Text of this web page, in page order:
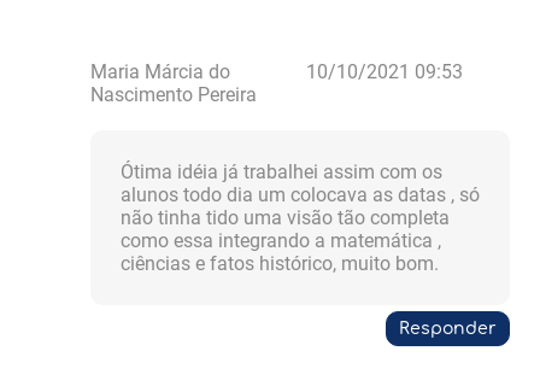
Maria Márcia do
Nascimento Pereira
10/10/2021 09:53
Ótima idéia já trabalhei assim com os
alunos todo dia um colocava as datas , só
não tinha tido uma visão tão completa
como essa integrando a matemática ,
ciências e fatos histórico, muito bom.
Responder